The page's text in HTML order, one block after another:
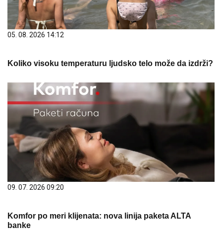
05. 08. 2026 14:12
Koliko visoku temperaturu ljudsko telo može da izdrži?
09. 07. 2026 09:20
Komfor po meri klijenata: nova linija paketa ALTA
banke